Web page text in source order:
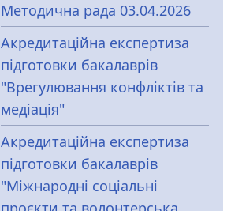
Методична рада 03.04.2026
Акредитаційна експертиза
підготовки бакалаврів
"Врегулювання конфліктів та
медіація"
Акредитаційна експертиза
підготовки бакалаврів
"Міжнародні соціальні